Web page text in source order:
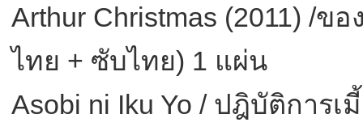
Arthur Christmas (2011) /
ไทย + ซับไทย) 1 แผ่น
Asobi ni Iku Yo / ปฎิบัติการ